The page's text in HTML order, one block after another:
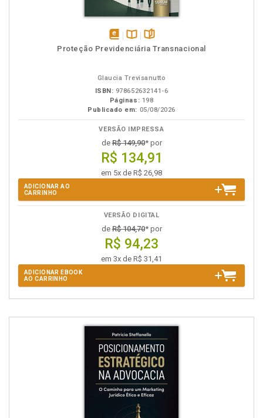
disponívelDisponível
páginas
Proteção Previdenciária Transnacional
Glaucia Trevisanutto
ISBN: 978652632141-6
Páginas: 198
Publicado em: 05/08/2026
VERSÃO IMPRESSA
deR$ 149,90* por
R$ 134,91
em 5x de R$ 26,98
ADICIONAR AO
CARRINHO
VERSÃO DIGITAL
deR$ 104,70* por
R$ 94,23
em 3x de R$ 31,41
ADICIONAR EBOOK
AO CARRINHO